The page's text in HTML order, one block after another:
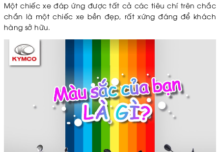
Một chiếc xe đáp ứng được tất cả các tiêu chí trên chắc
chắn là một chiếc xe bền đẹp, rất xứng đáng để khách
hàng sở hữu.